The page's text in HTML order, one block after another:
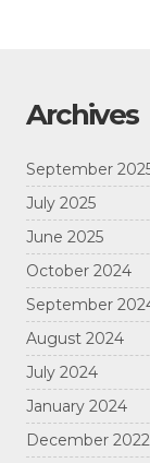
Archives
September
July 2025
June 2025
October 2024
September
August 2024
July 2024
January 2024
December 2022